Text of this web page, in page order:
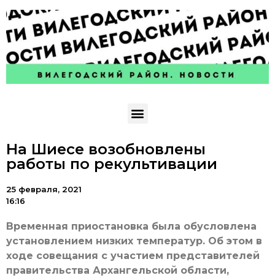
На Шиесе возобновлены
работы по рекультивации
25 февраля, 2021
16:16
Временная приостановка была обусловлена
установлением низких температур. Об этом в
ходе совещания с участием представителей
правительства Архангельской области,